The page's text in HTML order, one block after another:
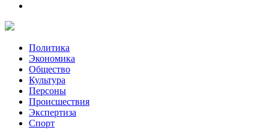
Политика
Экономика
Общество
Культура
Персоны
Происшествия
Экспертиза
Спорт